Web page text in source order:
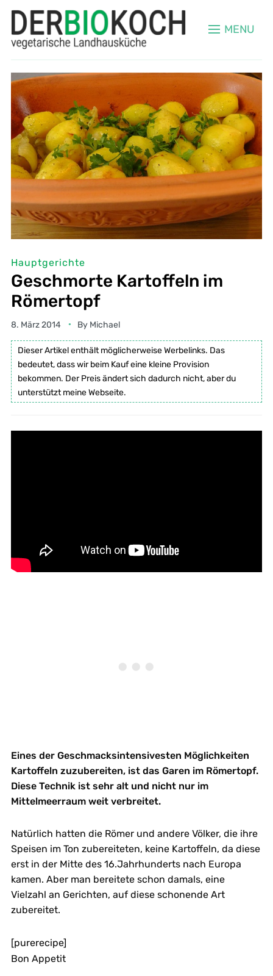
MENU
Hauptgerichte
Geschmorte Kartoffeln im
Römertopf
8. März 2014 By Michael
Dieser Artikel enthält möglicherweise Werbelinks. Das
bedeutet, dass wir beim Kauf eine kleine Provision
bekommen. Der Preis ändert sich dadurch nicht, aber du
unterstützt meine Webseite.
Eines der Geschmacksintensivesten Möglichkeiten
Kartoffeln zuzubereiten, ist das Garen im Römertopf.
Diese Technik ist sehr alt und nicht nur im
Mittelmeerraum weit verbreitet.
Natürlich hatten die Römer und andere Völker, die ihre
Speisen im Ton zubereiteten, keine Kartoffeln, da diese
erst in der Mitte des 16.Jahrhunderts nach Europa
kamen. Aber man bereitete schon damals, eine
Vielzahl an Gerichten, auf diese schonende Art
zubereitet.
[purerecipe]
Bon Appetit